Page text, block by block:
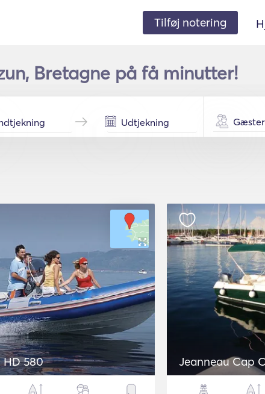
Tilføj notering
Bretagne på få minutter!
Gæster
580